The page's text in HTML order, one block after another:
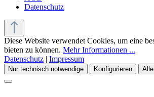
Datenschutz
Diese Website verwendet Cookies, um eine
bieten zu können. Mehr Informationen ...
Datenschutz | Impressum
Nur technisch notwendige Konfigurieren